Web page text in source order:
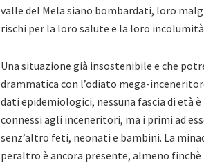
valle del Mela siano bombardati, loro
rischi per la loro salute e la loro
Una situazione già insostenibile e che
drammatica con l’odiato mega-
dati epidemiologici, nessuna fascia di età
connessi agli inceneritori, ma i primi ad
senz’altro feti, neonati e bambini. La
peraltro è ancora presente, almeno